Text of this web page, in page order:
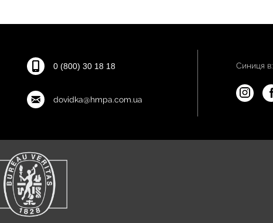
0 (800) 30 18 18
dovidka@hmpa.com.ua
Синиця в: